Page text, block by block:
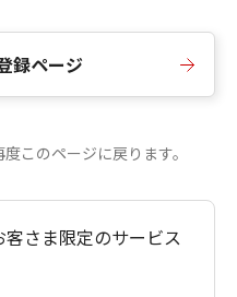
録ページ
このページに戻ります。
さま限定のサービス